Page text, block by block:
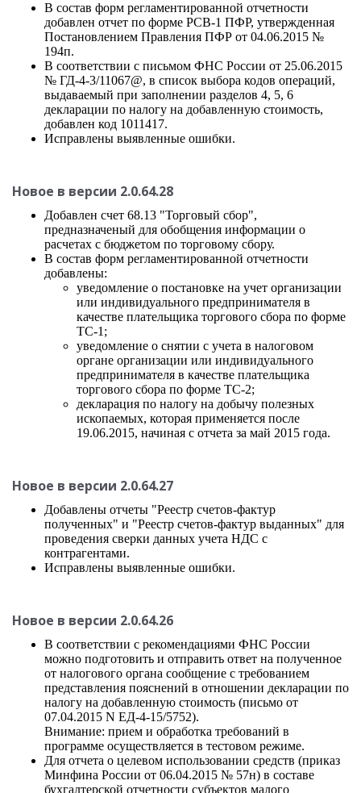
В состав форм регламентированной отчетности
добавлен отчет по форме РСВ-1 ПФР, утвержденная
Постановлением Правления ПФР от 04.06.2015 №
194п.
В соответствии с письмом ФНС России от 25.06.2015
№ ГД-4-3/11067@, в список выбора кодов операций,
выдаваемый при заполнении разделов 4, 5, 6
декларации по налогу на добавленную стоимость,
добавлен код 1011417.
Исправлены выявленные ошибки.
Новое в версии 2.0.64.28
Добавлен счет 68.13 "Торговый сбор",
предназначеный для обобщения информации о
расчетах с бюджетом по торговому сбору.
В состав форм регламентированной отчетности
добавлены:
уведомление о постановке на учет организации
или индивидуального предпринимателя в
качестве плательщика торгового сбора по форме
ТС-1;
уведомление о снятии с учета в налоговом
органе организации или индивидуального
предпринимателя в качестве плательщика
торгового сбора по форме ТС-2;
декларация по налогу на добычу полезных
ископаемых, которая применяется после
19.06.2015, начиная с отчета за май 2015 года.
Новое в версии 2.0.64.27
Добавлены отчеты "Реестр счетов-фактур
полученных" и "Реестр счетов-фактур выданных" для
проведения сверки данных учета НДС с
контрагентами.
Исправлены выявленные ошибки.
Новое в версии 2.0.64.26
В соответствии с рекомендациями ФНС России
можно подготовить и отправить ответ на полученное
от налогового органа сообщение с требованием
представления пояснений в отношении декларации по
налогу на добавленную стоимость (письмо от
07.04.2015 N ЕД-4-15/5752).
Внимание: прием и обработка требований в
программе осуществляется в тестовом режиме.
Для отчета о целевом использовании средств (приказ
Минфина России от 06.04.2015 № 57н) в составе
бухгалтерской отчетности субъектов малого